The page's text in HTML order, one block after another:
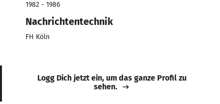
1982 - 1986
Nachrichtentechnik
FH Köln
Logg Dich jetzt ein, um das ganze Profil zu
sehen.